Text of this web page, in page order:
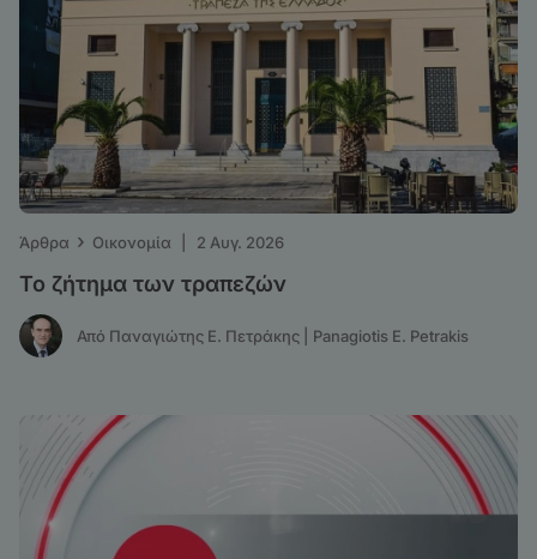
Άρθρα › Οικονομία 2 Αυγ. 2026
Το ζήτημα των τραπεζών
Από Παναγιώτης Ε. Πετράκης | Panagiotis E. Petrakis